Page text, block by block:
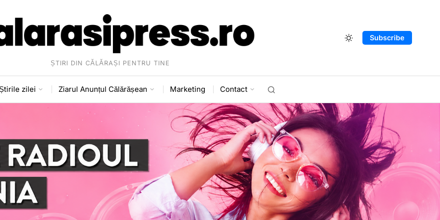
ȘTIRI DIN CĂLĂRAȘI PENTRU TINE
Subscribe
zilei Ziarul Anunțul Călărășean Marketing Contact